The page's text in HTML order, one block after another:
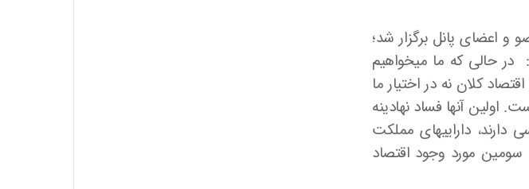
اعضای پانل برگزار شد؛
در حالی که ما می­خواهیم
کلان نه در اختیار ما
اولین آنها فساد نهادینه
دارایی­های مملکت
سومین مورد وجود اقتصاد